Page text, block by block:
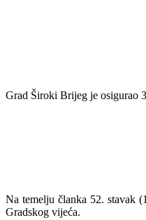
Grad Široki Brijeg je osigurao
Na temelju članka 52. stavak
Gradskog vijeća.